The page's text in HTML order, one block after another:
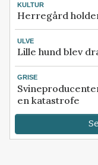
KULTUR
Herregård
ULVE
Lille hund blev
GRISE
en katastrofe